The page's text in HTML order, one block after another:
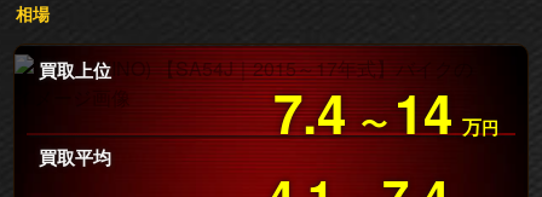
相場
買取上位
7.4 〜14 万円
買取平均